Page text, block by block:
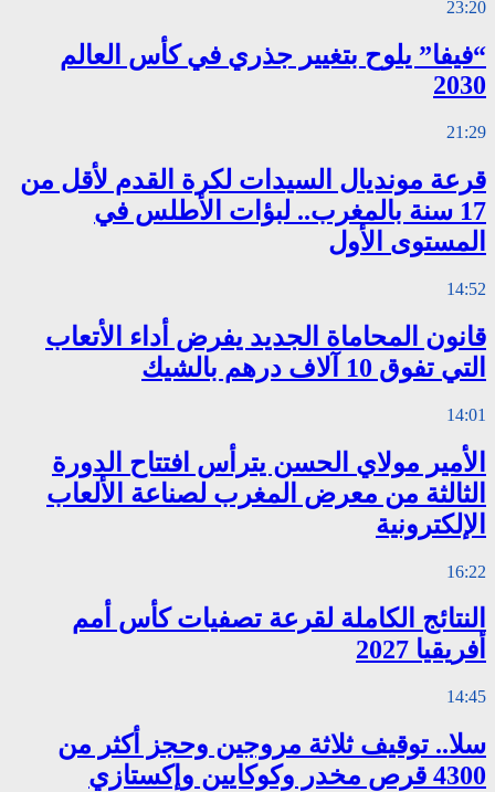
23:20
“فيفا” يلوح بتغيير جذري في كأس العالم
2030
21:29
قرعة مونديال السيدات لكرة القدم لأقل من
17 سنة بالمغرب.. لبؤات الأطلس في
المستوى الأول
14:52
قانون المحاماة الجديد يفرض أداء الأتعاب
التي تفوق 10 آلاف درهم بالشيك
14:01
الأمير مولاي الحسن يترأس افتتاح الدورة
الثالثة من معرض المغرب لصناعة الألعاب
الإلكترونية
16:22
النتائج الكاملة لقرعة تصفيات كأس أمم
أفريقيا 2027
14:45
سلا.. توقيف ثلاثة مروجين وحجز أكثر من
4300 قرص مخدر وكوكايين وإكستازي